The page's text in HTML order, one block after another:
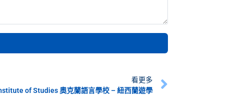
看更多
of Studies 奧克蘭語言學校 – 紐西蘭遊學